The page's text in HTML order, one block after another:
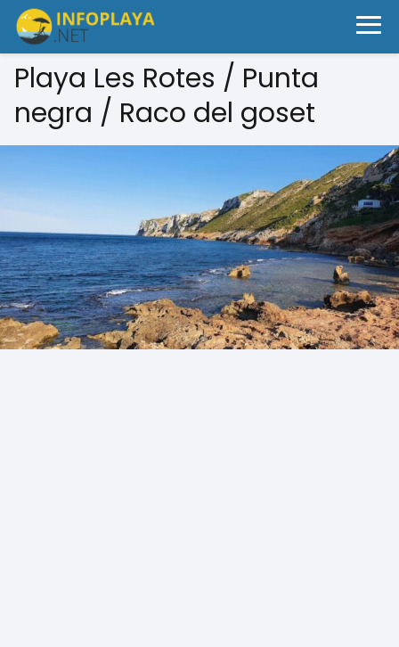
Playa Les Rotes / Punta
negra / Raco del goset